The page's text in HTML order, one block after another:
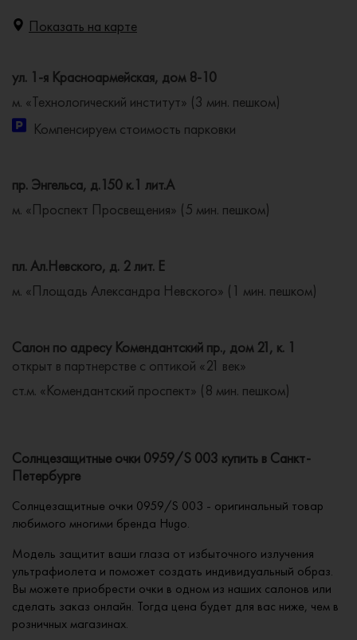
Показать на карте
ул. 1-я Красноармейская, дом 8-10
м. «Технологический институт» (3 мин. пешком)
Компенсируем стоимость парковки
пр. Энгельса, д.150 к.1 лит.А
м. «Проспект Просвещения» (5 мин. пешком)
пл. Ал.Невского, д. 2 лит. Е
м. «Площадь Александра Невского» (1 мин. пешком)
Салон по адресу Комендантский пр., дом 21, к. 1
открыт в партнерстве с оптикой «21 век»
ст.м. «Комендантский проспект» (8 мин. пешком)
Солнцезащитные очки 0959/S 003 купить в Санкт-
Петербурге
Солнцезащитные очки 0959/S 003 - оригинальный товар
любимого многими бренда Hugo.
Модель защитит ваши глаза от избыточного излучения
ультрафиолета и поможет создать индивидуальный образ.
Вы можете приобрести очки в одном из наших салонов или
сделать заказ онлайн. Тогда цена будет для вас ниже, чем в
розничных магазинах.